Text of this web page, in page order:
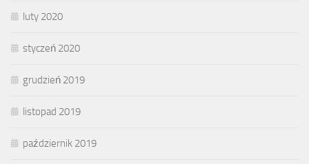
luty 2020
styczeń 2020
grudzień 2019
listopad 2019
październik 2019